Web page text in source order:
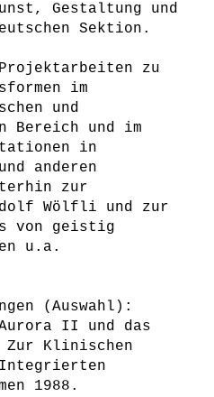
Gestaltung und
Sektion.
zu
im
und
Bereich und im
in
anderen
zur
Wölfli und zur
von geistig
u.a.
(Auswahl):
II und das
Klinischen
1988.